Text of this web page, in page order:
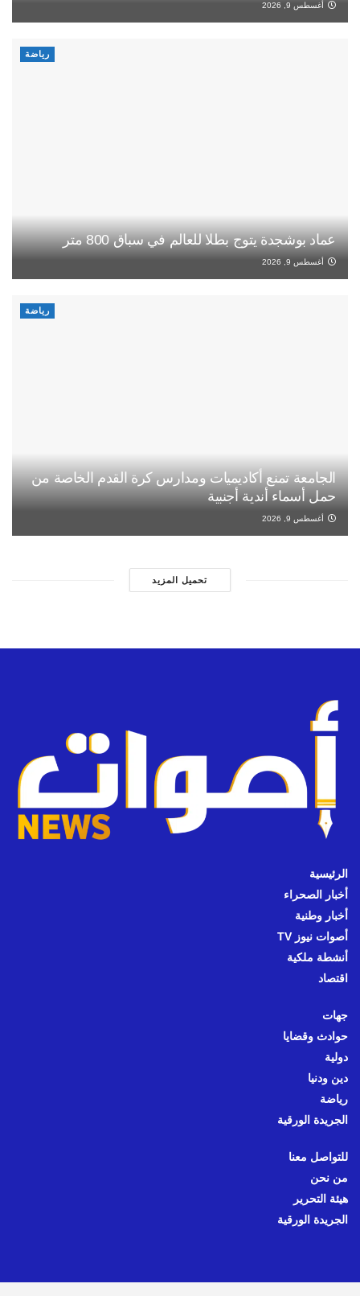
أغسطس 9, 2026
رياضة
عماد بوشجدة يتوج بطلا للعالم في سباق 800 متر
أغسطس 9, 2026
رياضة
الجامعة تمنع أكاديميات ومدارس كرة القدم الخاصة من
حمل أسماء أندية أجنبية
أغسطس 9, 2026
تحميل المزيد
الرئيسية
أخبار الصحراء
أخبار وطنية
أصوات نيوز TV
أنشطة ملكية
اقتصاد
جهات
حوادث وقضايا
دولية
دين ودنيا
رياضة
الجريدة الورقية
للتواصل معنا
من نحن
هيئة التحرير
الجريدة الورقية